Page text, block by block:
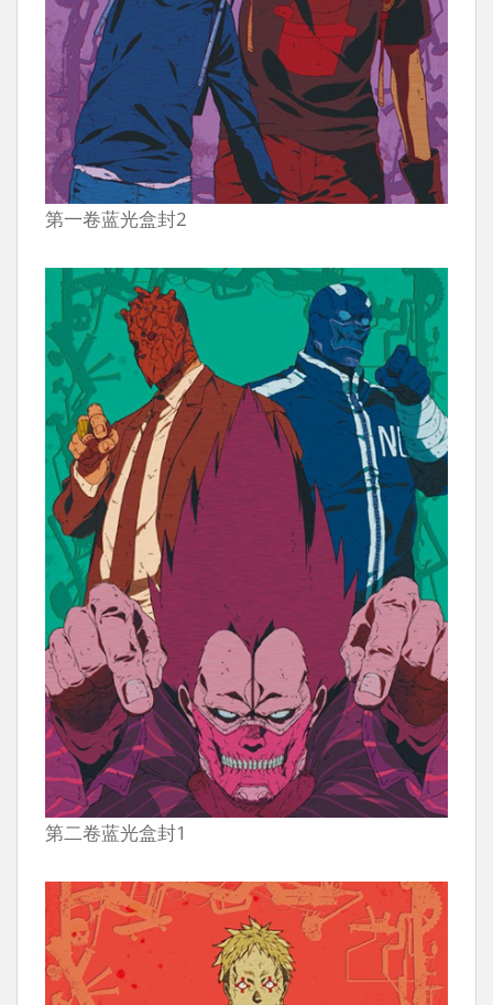
第一卷蓝光盒封2
第二卷蓝光盒封1